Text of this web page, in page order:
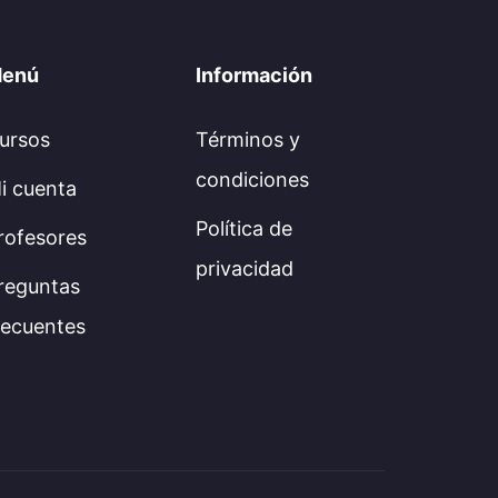
cuenta
Información
Términos y
condiciones
Política de
privacidad